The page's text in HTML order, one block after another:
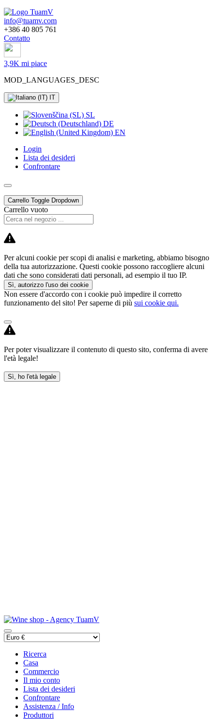
info@tuamv.com
+386 40 805 761
Contatto
3,9K mi piace
MOD_LANGUAGES_DESC
IT
SL
DE
EN
Login
Lista dei desideri
Confrontare
Carrello Toggle Dropdown
Carrello vuoto
Per alcuni cookie per scopi di analisi e marketing, abbiamo bisogno
della tua autorizzazione. Questi cookie possono raccogliere alcuni
dati che sono considerati dati personali, ad esempio il tuo IP.
Sì, autorizzo l'uso dei cookie
Non essere d'accordo con i cookie può impedire il corretto
funzionamento del sito! Per saperne di più sui cookie qui.
Per poter visualizzare il contenuto di questo sito, conferma di avere
l'età legale!
Sì, ho l'età legale
Ricerca
Casa
Commercio
Il mio conto
Lista dei desideri
Confrontare
Assistenza / Info
Produttori